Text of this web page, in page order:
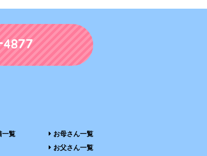
4877
覧
お母さん一覧
お父さん一覧